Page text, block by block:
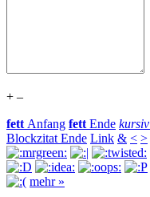
+ –
fett Anfang fett Ende kursiv
Blockzitat Ende Link & < >
mehr »